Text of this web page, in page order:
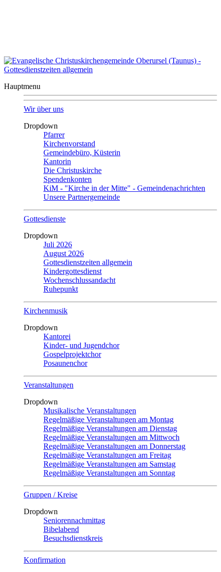
Hauptmenu
Wir über uns
Dropdown
Pfarrer
Kirchenvorstand
Gemeindebüro, Küsterin
Kantorin
Die Christuskirche
Spendenkonten
KiM - "Kirche in der Mitte" - Gemeindenachrichten
Unsere Partnergemeinde
Gottesdienste
Dropdown
Juli 2026
August 2026
Gottesdienstzeiten allgemein
Kindergottesdienst
Wochenschlussandacht
Ruhepunkt
Kirchenmusik
Dropdown
Kantorei
Kinder- und Jugendchor
Gospelprojektchor
Posaunenchor
Veranstaltungen
Dropdown
Musikalische Veranstaltungen
Regelmäßige Veranstaltungen am Montag
Regelmäßige Veranstaltungen am Dienstag
Regelmäßige Veranstaltungen am Mittwoch
Regelmäßige Veranstaltungen am Donnerstag
Regelmäßige Veranstaltungen am Freitag
Regelmäßige Veranstaltungen am Samstag
Regelmäßige Veranstaltungen am Sonntag
Gruppen / Kreise
Dropdown
Seniorennachmittag
Bibelabend
Besuchsdienstkreis
Konfirmation